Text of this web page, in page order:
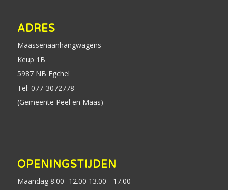
ADRES
Maassenaanhangwagens
Keup 1B
5987 NB Egchel
Tel: 077-3072778
(Gemeente Peel en Maas)
OPENINGSTIJDEN
Maandag 8.00 -12.00 13.00 - 17.00